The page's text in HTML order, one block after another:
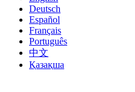
Deutsch
Español
Français
Português
中文
Қазақша